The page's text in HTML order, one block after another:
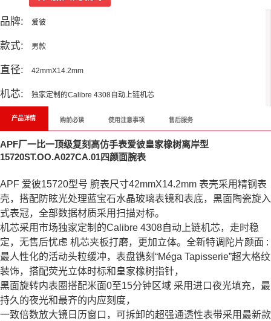
品牌: 爱彼
款式: 男款
直径: 42mmX14.2mm
机芯: 独家定制的Calibre 4308自动上链机芯
产品详情 购前必读 使用注意事项 售后服务
APF厂一比一顶级复刻高仿手表爱彼皇家橡树离岸型
15720ST.OO.A027CA.01四颜面腕表
APF 爱彼15720型号 腕表尺寸42mmX14.2mm 表壳采用精钢表
壳，搭配防眩光处理蓝宝石水晶玻璃表镜和表底，黑面陶瓷旋入
式表冠，全部数据材质采用扫描对标。
机芯采用市场独家定制的Calibre 4308自动上链机芯，走时稳
定，无售后忧虑 机芯夹板打磨，更加立体。全新特调陀片颜面 :
最人性化的活动头粒缓冲，表盘镌刻“Méga Tapisserie”超大格纹
装饰，搭配荧光立体时标和皇家橡树指针，
黑面旋转内表圈搭配米面0至15分钟区域 采用进口夜光填充，最
持久的夜光和最齐的内应刻度，
一致倍数放大镜日历窗口，可拆卸的超强通透性表带采用最新款